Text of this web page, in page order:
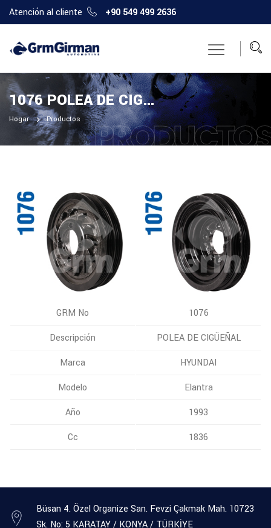
Atención al cliente +90 549 499 2636
1076 POLEA DE CIGÜEÑAL
Hogar Productos
GRM No
1076
Descripción
POLEA DE CIGÜEÑAL
Marca
HYUNDAI
Modelo
Elantra
Año
1993
Cc
1836
Büsan 4. Özel Organize San. Fevzi Çakmak Mah. 10723
Sk. No: 5 KARATAY / KONYA / TÜRKİYE